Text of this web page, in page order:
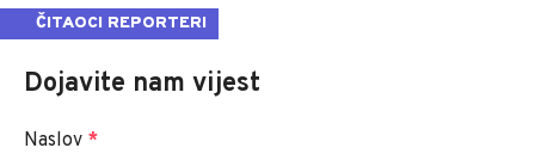
ČITAOCI REPORTERI
Dojavite nam vijest
Naslov *